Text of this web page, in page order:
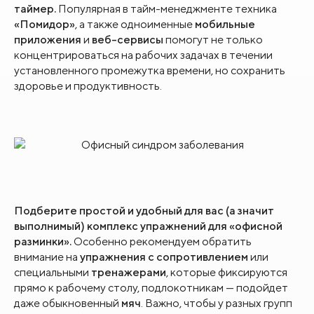
таймер. Популярная в тайм-менеджменте техника
«Помидор», а также одноименные мобильные
приложения и веб-сервисы помогут не только
концентрироваться на рабочих задачах в течении
установленного промежутка времени, но сохранить
здоровье и продуктивность.
Подберите простой и удобный для вас (а значит
выполнимый) комплекс упражнений для «офисной
разминки».Особенно рекомендуем обратить
внимание на упражнения с сопротивлением или
специальными тренажерами, которые фиксируются
прямо к рабочему столу, подлокотникам — подойдет
даже обыкновенный мяч. Важно, чтобы у разных групп